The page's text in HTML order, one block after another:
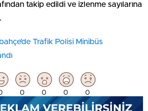
takip edildi ve izlenme sayılarına
Trafik Polisi Minibüs
0 0 0 0